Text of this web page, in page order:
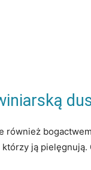
również
ją